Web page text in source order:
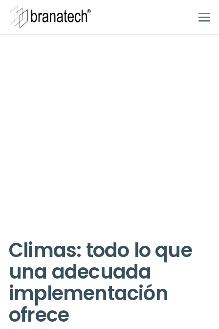
Climas: todo lo que
una adecuada
implementación
ofrece